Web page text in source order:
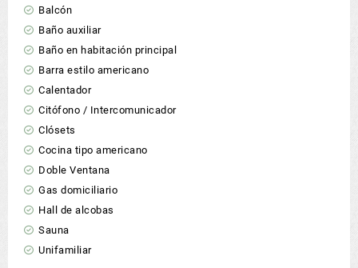
Balcón
Baño auxiliar
Baño en habitación principal
Barra estilo americano
Calentador
Citófono / Intercomunicador
Clósets
Cocina tipo americano
Doble Ventana
Gas domiciliario
Hall de alcobas
Sauna
Unifamiliar